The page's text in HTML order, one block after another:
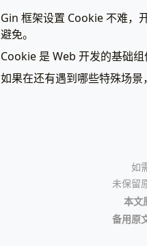
Gin 框架设置 Cookie 不难，
避免。
Cookie 是 Web 开发的基础组
如果在还有遇到哪些特殊场
如
未保留
本文
备用原